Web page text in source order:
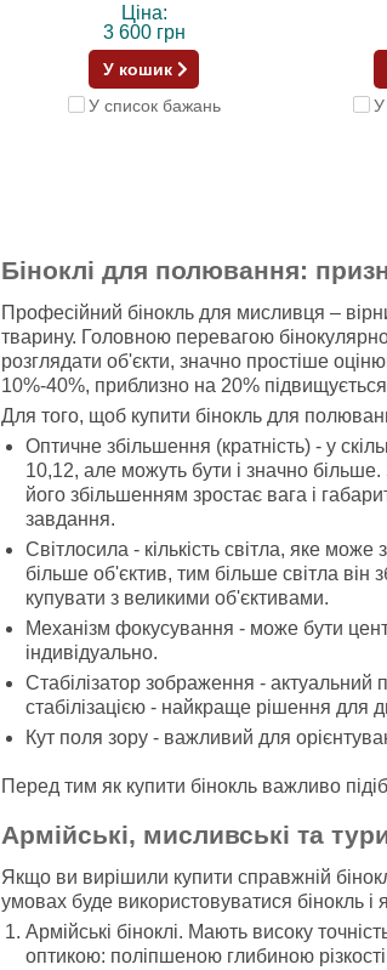
Ціна:
3 600 грн
У кошик
У список бажань
У
Біноклі для полювання:
Професійний бінокль для мисливця –
тварину. Головною перевагою
розглядати об'єкти, значно простіше
10%-40%, приблизно на 20%
Для того, щоб купити бінокль для
Оптичне збільшення (кратність) - у
10,12, але можуть бути і значно більше.
його збільшенням зростає вага і
завдання.
Світлосила - кількість світла, яке
більше об'єктив, тим більше світла він
купувати з великими об'єктивами.
Механізм фокусування - може бути
індивідуально.
Стабілізатор зображення - актуальний
стабілізацією - найкраще рішення для
Кут поля зору - важливий для
Перед тим як купити бінокль важливо
Армійські, мисливські та
Якщо ви вирішили купити справжній
умовах буде використовуватися бінокль і
Армійські біноклі. Мають високу
оптикою: поліпшеною глибиною